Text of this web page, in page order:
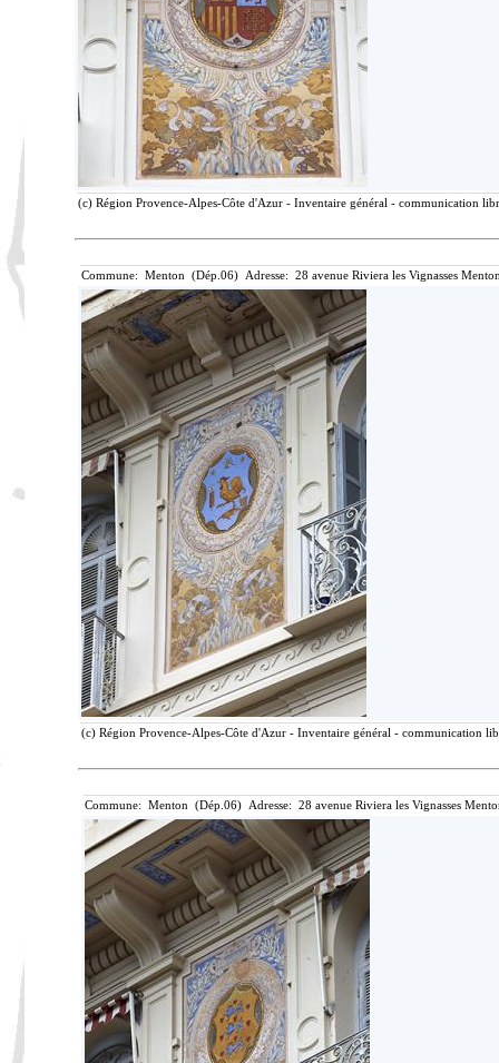
(c) Région Provence-Alpes-Côte d'Azur - Inventaire général - communication
Commune: Menton (Dép.06) Adresse: 28 avenue Riviera les Vignasses
(c) Région Provence-Alpes-Côte d'Azur - Inventaire général - communication
Commune: Menton (Dép.06) Adresse: 28 avenue Riviera les Vignasses